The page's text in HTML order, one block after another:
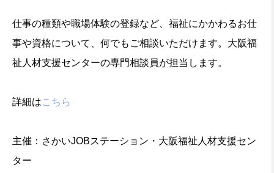
仕事の種類や職場体験の登録など、福祉にかかわるお仕
事や資格について、何でもご相談いただけます。大阪福
祉人材支援センターの専門相談員が担当します。
詳細はこちら
主催：さかいJOBステーション・大阪福祉人材支援セン
ター